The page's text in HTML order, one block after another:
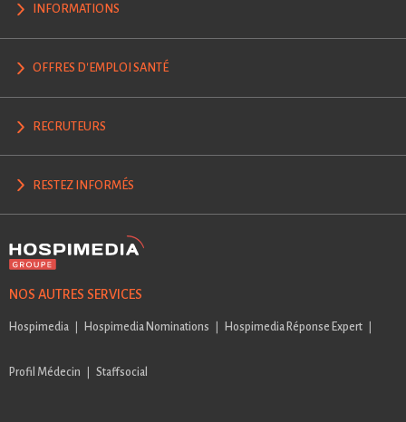
INFORMATIONS
OFFRES D'EMPLOI SANTÉ
RECRUTEURS
RESTEZ INFORMÉS
NOS AUTRES SERVICES
Hospimedia Hospimedia Nominations Hospimedia Réponse Expert
Profil Médecin Staffsocial